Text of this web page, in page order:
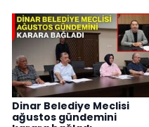
Dinar Belediye Meclisi
ağustos gündemini